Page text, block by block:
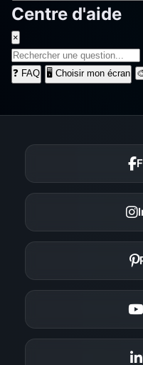
Centre d'aide
×
❓ FAQ 🖥️ Choisir mon écran